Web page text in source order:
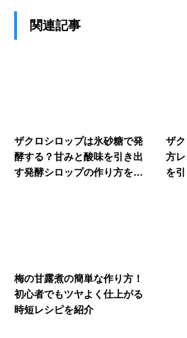
関連記事
ザクロシロップは氷砂糖で発
酵する？甘みと酸味を引き出
す発酵シロップの作り方を解
ザ
方
を
梅の甘露煮の簡単な作り方！
初心者でもツヤよく仕上がる
時短レシピを紹介